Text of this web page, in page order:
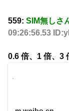
559: SIM無しさ
09:26:56.53
0.6 倍、1 倍、3